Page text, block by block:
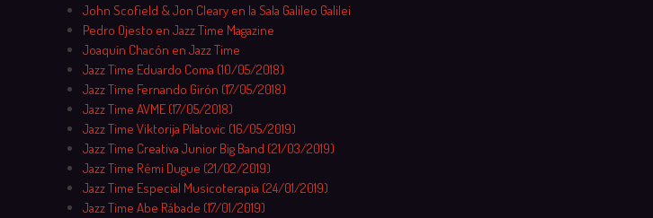
John Scofield & Jon Cleary en la Sala Galileo Galilei
Pedro Ojesto en Jazz Time Magazine
Joaquín Chacón en Jazz Time
Jazz Time Eduardo Coma (10/05/2018)
Jazz Time Fernando Girón (17/05/2018)
Jazz Time AVME (17/05/2018)
Jazz Time Viktorija Pilatovic (16/05/2019)
Jazz Time Creativa Junior Big Band (21/03/2019)
Jazz Time Rémi Dugue (21/02/2019)
Jazz Time Especial Musicoterapia (24/01/2019)
Jazz Time Abe Rábade (17/01/2019)